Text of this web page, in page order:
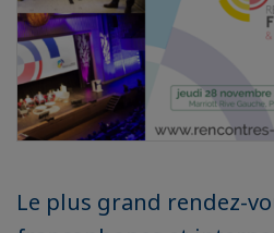
Le plus grand rendez-